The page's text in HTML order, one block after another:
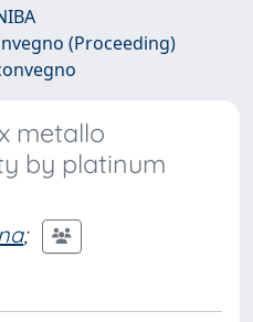
(Proceeding)
metallo
by platinum
;